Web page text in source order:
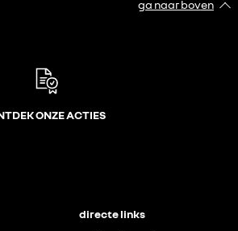
ga naar boven
ONZE ACTIES
directe links